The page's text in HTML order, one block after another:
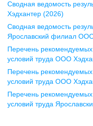
ул. Комиссаржевской, д.
офис 1212
+7 473 280-05-05
pr@vrn.hh.ru
ул. Спартаковская, д. 2А,
помещение 15
+7 843 212-12-50
Сводная ведомость
Хэдхантер (2026)
Сводная ведомость
Ярославский филиал
Перечень
условий труда ООО
Перечень
условий труда ООО
Перечень
условий труда